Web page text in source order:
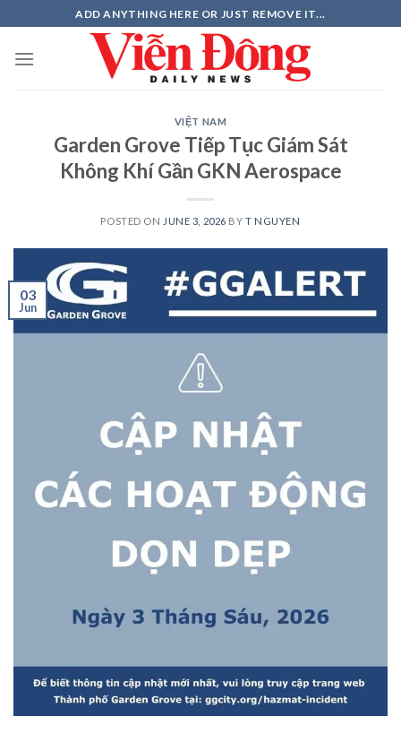
to
content
ADD ANYTHING HERE OR JUST REMOVE IT...
VIỆT NAM
Garden Grove Tiếp Tục Giám Sát
Không Khí Gần GKN Aerospace
POSTED ON JUNE 3, 2026 BYT NGUYEN
03
Jun